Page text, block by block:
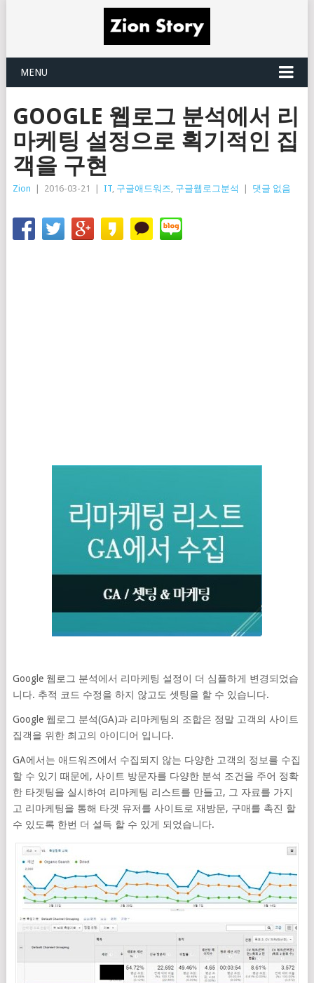
MENU
GOOGLE 웹로그 분석에서 리
마케팅 설정으로 획기적인 집
객을 구현
Zion 2016-03-21 IT, 구글애드워즈, 구글웹로그분석 댓글 없음
Google 웹로그 분석에서 리마케팅 설정이 더 심플하게 변경되었습
니다. 추적 코드 수정을 하지 않고도 셋팅을 할 수 있습니다.
Google 웹로그 분석(GA)과 리마케팅의 조합은 정말 고객의 사이트
집객을 위한 최고의 아이디어 입니다.
GA에서는 애드워즈에서 수집되지 않는 다양한 고객의 정보를 수집
할 수 있기 때문에, 사이트 방문자를 다양한 분석 조건을 주어 정확
한 타겟팅을 실시하여 리마케팅 리스트를 만들고, 그 자료를 가지
고 리마케팅을 통해 타겟 유저를 사이트로 재방문, 구매를 촉진 할
수 있도록 한번 더 설득 할 수 있게 되었습니다.